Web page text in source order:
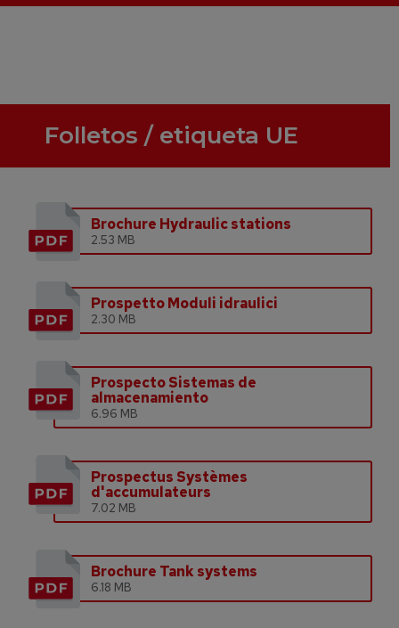
Folletos / etiqueta UE
Brochure Hydraulic stations
2.53 MB
Prospetto Moduli idraulici
2.30 MB
Prospecto Sistemas de
almacenamiento
6.96 MB
Prospectus Systèmes
d'accumulateurs
7.02 MB
Brochure Tank systems
6.18 MB